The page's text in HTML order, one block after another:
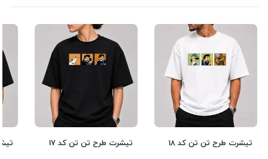
تیشرت طرح تن تن کد 18 تیشرت طرح تن تن کد 17